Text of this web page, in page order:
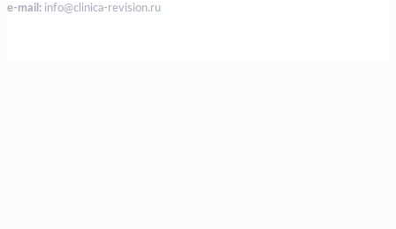
e-mail: info@clinica-revision.ru